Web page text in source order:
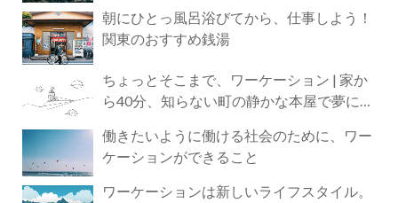
朝にひとっ風呂浴びてから、仕事しよう！
関東のおすすめ銭湯
ちょっとそこまで、ワーケーション | 家か
ら40分、知らない町の静かな本屋で夢に近
働きたいように働ける社会のために、ワー
ケーションができること
ワーケーションは新しいライフスタイル。